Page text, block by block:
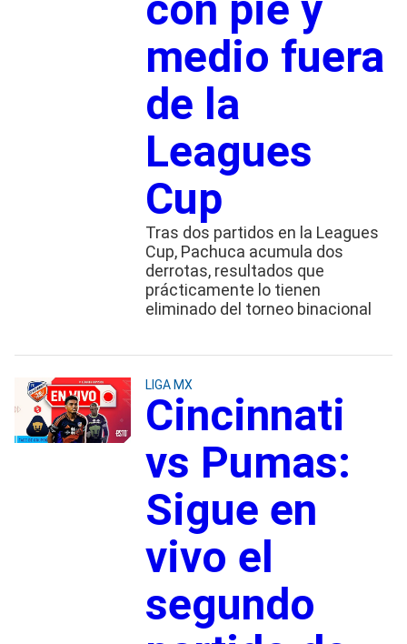
medio fuera
de la
Leagues
Cup
Tras dos partidos en la Leagues
Cup, Pachuca acumula dos
derrotas, resultados que
prácticamente lo tienen
eliminado del torneo binacional
LIGA MX
Cincinnati
vs Pumas:
Sigue en
vivo el
segundo